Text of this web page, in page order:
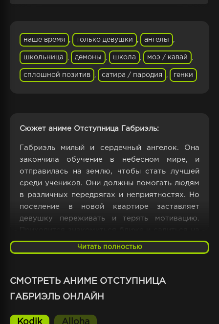
наше время только девушки ангелы
школьница демоны школа моэ / кавай
сплошной позитив сатира / пародия генки
Сюжет аниме Отступница Габриэль:
Габриэль милый и сердечный ангелок. Она
закончила обучение в небесном мире, и
отправилась на землю, чтобы стать лучшей
среди учеников. Они должны помогать людям
в различных передрягах и неприятностях. Но
поселение в новой квартире заставляет
девушку переживать и терять мотивацию.
шею к друзьям.
и Рафаэла. Первая персона тоже относится к
она пытается выполнять обязанности как
Читать полностью
СМОТРЕТЬ АНИМЕ ОТСТУПНИЦА
ГАБРИЭЛЬ ОНЛАЙН
Kodik Alloha